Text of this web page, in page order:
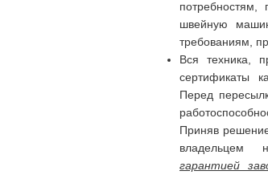
швейную
требованиям,
Вся техника,
сертификаты
Перед
Приняв
владельцем
гарантией